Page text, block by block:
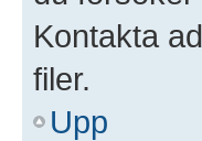
Kontakta
filer.
Upp